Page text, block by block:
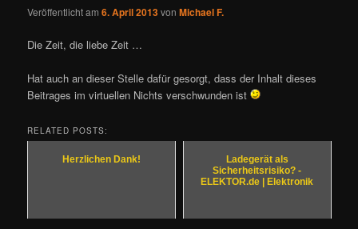
Veröffentlicht am6. April 2013vonMichael F.
Die Zeit, die liebe Zeit …
Hat auch an dieser Stelle dafür gesorgt, dass der Inhalt dieses
Beitrages im virtuellen Nichts verschwunden ist
RELATED POSTS:
Herzlichen Dank!
Ladegerät als
Sicherheitsrisiko? -
ELEKTOR.de | Elektronik